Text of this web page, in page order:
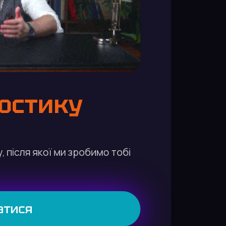
якої ми зробимо тобі